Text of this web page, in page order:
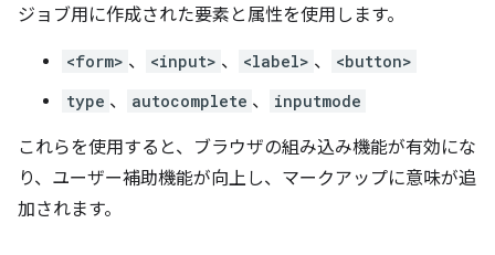
ジョブ用に作成された要素と属性を使用します。
<form> 、 <input> 、 <label> 、
<button>
type 、 autocomplete 、 inputmode
これらを使用すると、ブラウザの組み込み機能が有効にな
り、ユーザー補助機能が向上し、マークアップに意味が追
加されます。